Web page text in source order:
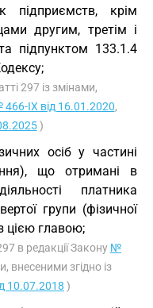
підприємств, крім
другим, третім і
підпунктом 133.1.4
297 із змінами,
466-IX від 16.01.2020,
)
осіб у частині
що отримані в
платника
групи (фізичної
цією главою;
в редакції Закону №
внесеними згідно із
10.07.2018 )